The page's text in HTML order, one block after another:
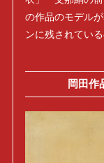
の作品のモデル
ンに残されている
岡田作